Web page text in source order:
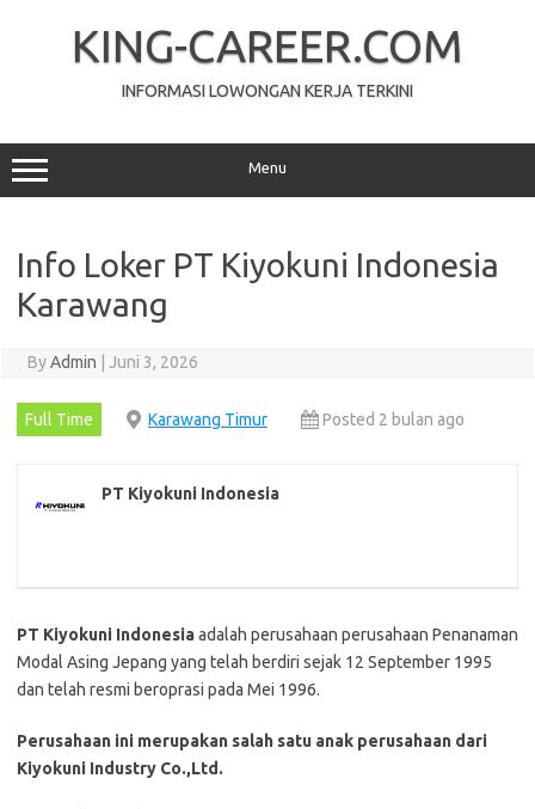
KING-CAREER.COM
INFORMASI LOWONGAN KERJA TERKINI
Menu
Info Loker PT Kiyokuni Indonesia
Karawang
ByAdmin Juni 3, 2026
Full Time Karawang Timur Posted 2 bulan ago
PT Kiyokuni Indonesia
PT Kiyokuni Indonesiaadalah perusahaan perusahaan Penanaman
Modal Asing Jepang yang telah berdiri sejak 12 September 1995
dan telah resmi beroprasi pada Mei 1996.
Perusahaan ini merupakan salah satu anak perusahaan dari
Kiyokuni Industry Co.,Ltd.